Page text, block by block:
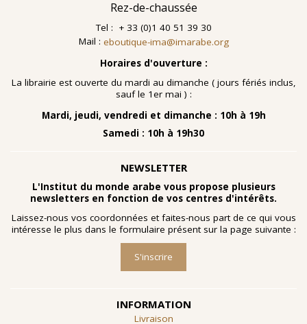
Rez-de-chaussée
Tel : + 33 (0)1 40 51 39 30
Mail : eboutique-ima@imarabe.org
Horaires d'ouverture :
La librairie est ouverte du mardi au dimanche ( jours fériés inclus,
sauf le 1er mai ) :
Mardi, jeudi, vendredi et dimanche : 10h à 19h
Samedi : 10h à 19h30
NEWSLETTER
L'Institut du monde arabe vous propose plusieurs
newsletters en fonction de vos centres d'intérêts.
Laissez-nous vos coordonnées et faites-nous part de ce qui vous
intéresse le plus dans le formulaire présent sur la page suivante :
S'inscrire
INFORMATION
Livraison